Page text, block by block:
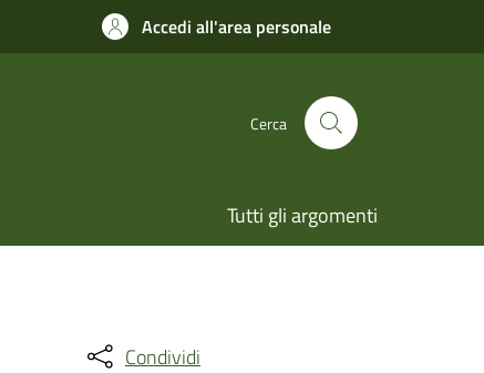
Accedi all'area personale
Cerca
Tutti gli argomenti
Condividi